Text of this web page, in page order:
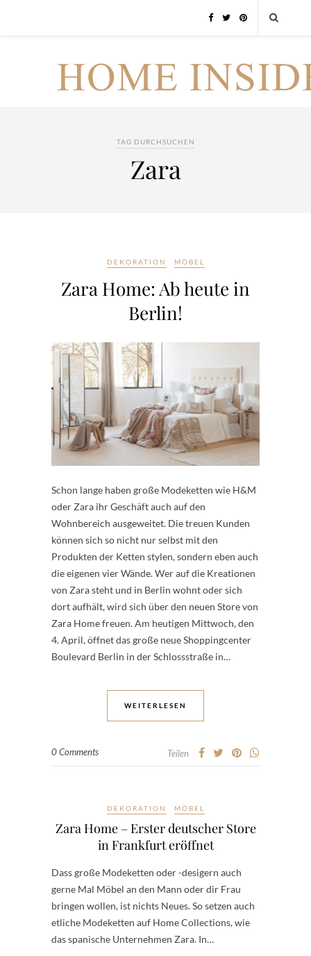
TAG DURCHSUCHEN
Zara
DEKORATION MÖBEL
Zara Home: Ab heute in
Berlin!
Schon lange haben große Modeketten wie H&M
oder Zara ihr Geschäft auch auf den
Wohnbereich ausgeweitet. Die treuen Kunden
können sich so nicht nur selbst mit den
Produkten der Ketten stylen, sondern eben auch
die eigenen vier Wände. Wer auf die Kreationen
von Zara steht und in Berlin wohnt oder sich
dort aufhält, wird sich über den neuen Store von
Zara Home freuen. Am heutigen Mittwoch, den
4. April, öffnet das große neue Shoppingcenter
Boulevard Berlin in der Schlossstraße in…
WEITERLESEN
0 Comments Teilen
DEKORATION MÖBEL
Zara Home – Erster deutscher Store
in Frankfurt eröffnet
Dass große Modeketten oder -desigern auch
gerne Mal Möbel an den Mann oder dir Frau
bringen wollen, ist nichts Neues. So setzen auch
etliche Modeketten auf Home Collections, wie
das spanische Unternehmen Zara. In…